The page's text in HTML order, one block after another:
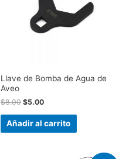
Llave de Bomba de Agua de
Aveo
$8.00 $5.00
Añadir al carrito